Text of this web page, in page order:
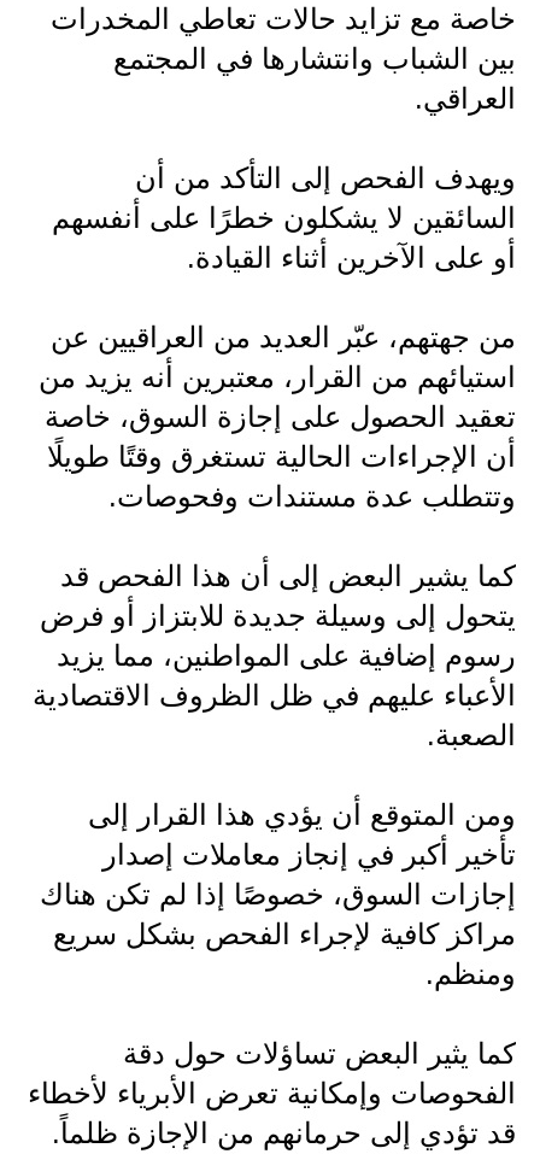
المرحلة المتوسطة
المرحلة الابتدائية
المرحلة المتوسطة
دروس
المرحلة الابتدائية
المرحلة المتوسطة
مواضيع انشاء
المرحلة الابتدائية
المرحلة المتوسطة
الجامعات
اخبار وقرارات وزارة التعليم
العالي
استمارة القبول المركزي
الطقس
العطل
خاصة مع تزايد حالات تعاطي المخدرات
بين الشباب وانتشارها في المجتمع
العراقي.
ويهدف الفحص إلى التأكد من أن
السائقين لا يشكلون خطرًا على أنفسهم
أو على الآخرين أثناء القيادة.
من جهتهم، عبّر العديد من العراقيين عن
استيائهم من القرار، معتبرين أنه يزيد من
تعقيد الحصول على إجازة السوق، خاصة
أن الإجراءات الحالية تستغرق وقتًا طويلًا
وتتطلب عدة مستندات وفحوصات.
كما يشير البعض إلى أن هذا الفحص قد
يتحول إلى وسيلة جديدة للابتزاز أو فرض
رسوم إضافية على المواطنين، مما يزيد
الأعباء عليهم في ظل الظروف الاقتصادية
الصعبة.
ومن المتوقع أن يؤدي هذا القرار إلى
تأخير أكبر في إنجاز معاملات إصدار
إجازات السوق، خصوصًا إذا لم تكن هناك
مراكز كافية لإجراء الفحص بشكل سريع
ومنظم.
كما يثير البعض تساؤلات حول دقة
الفحوصات وإمكانية تعرض الأبرياء لأخطاء
قد تؤدي إلى حرمانهم من الإجازة ظلماً.